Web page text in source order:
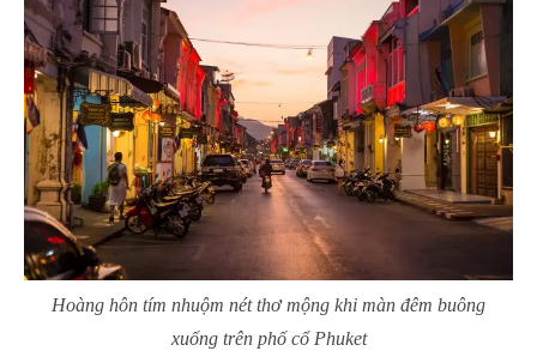
Hoàng hôn tím nhuộm nét thơ mộng khi màn đêm buông
xuống trên phố cổ Phuket